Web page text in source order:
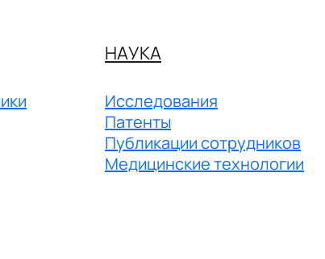
НАУКА
Исследования
Патенты
Публикации сотрудников
Медицинские технологии